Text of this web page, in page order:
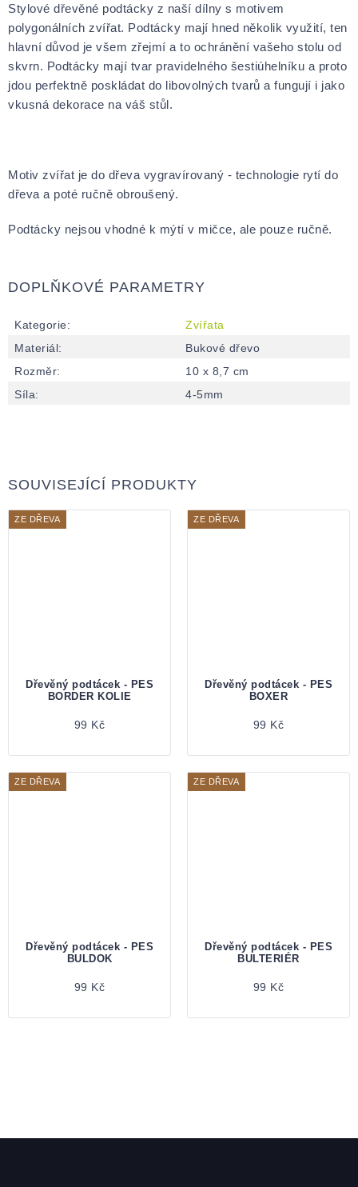
Stylové dřevěné podtácky z naší dílny s motivem
polygonálních zvířat. Podtácky mají hned několik využití, ten
hlavní důvod je všem zřejmí a to ochránění vašeho stolu od
skvrn. Podtácky mají tvar pravidelného šestiúhelníku a proto
jdou perfektně poskládat do libovolných tvarů a fungují i jako
vkusná dekorace na váš stůl.
Motiv zvířat je do dřeva vygravírovaný - technologie rytí do
dřeva a poté ručně obroušený.
Podtácky nejsou vhodné k mýtí v mičce, ale pouze ručně.
DOPLŇKOVÉ PARAMETRY
Kategorie:
Zvířata
Materiál:
Bukové dřevo
Rozměr:
10 x 8,7 cm
Síla: 4-5mm
SOUVISEJÍCÍ PRODUKTY
ZE DŘEVA
Dřevěný podtácek - PES
BORDER KOLIE
99 Kč
ZE DŘEVA
Dřevěný podtácek - PES
BOXER
99 Kč
ZE DŘEVA
Dřevěný podtácek - PES
BULDOK
99 Kč
ZE DŘEVA
Dřevěný podtácek - PES
BULTERIÉR
99 Kč